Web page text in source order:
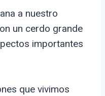
a nuestro
un cerdo grande
importantes
que vivimos